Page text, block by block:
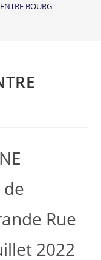
BOURG
de
Rue
2022